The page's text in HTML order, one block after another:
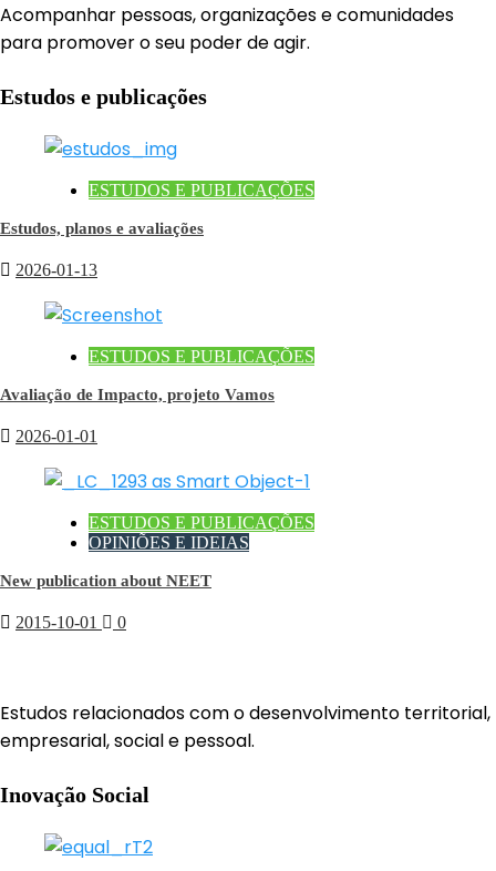
Acompanhar pessoas, organizações e comunidades
para promover o seu poder de agir.
Estudos e publicações
ESTUDOS E PUBLICAÇÕES
Estudos, planos e avaliações
2026-01-13
ESTUDOS E PUBLICAÇÕES
Avaliação de Impacto, projeto Vamos
2026-01-01
ESTUDOS E PUBLICAÇÕES
OPINIÕES E IDEIAS
New publication about NEET
2015-10-01 0
Estudos relacionados com o desenvolvimento territorial,
empresarial, social e pessoal.
Inovação Social